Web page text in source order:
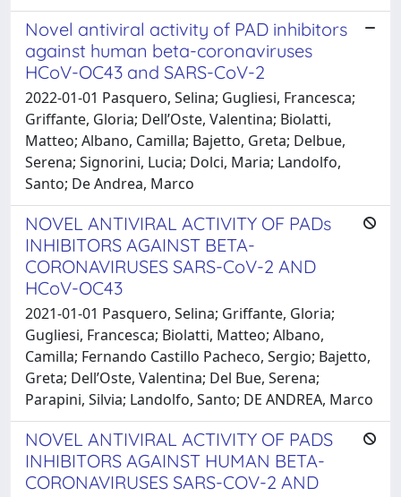
Novel antiviral activity of PAD inhibitors
against human beta-coronaviruses
HCoV-OC43 and SARS-CoV-2
2022-01-01 Pasquero, Selina; Gugliesi, Francesca;
Griffante, Gloria; Dell’Oste, Valentina; Biolatti,
Matteo; Albano, Camilla; Bajetto, Greta; Delbue,
Serena; Signorini, Lucia; Dolci, Maria; Landolfo,
Santo; De Andrea, Marco
NOVEL ANTIVIRAL ACTIVITY OF PADs
INHIBITORS AGAINST BETA-
CORONAVIRUSES SARS-CoV-2 AND
HCoV-OC43
2021-01-01 Pasquero, Selina; Griffante, Gloria;
Gugliesi, Francesca; Biolatti, Matteo; Albano,
Camilla; Fernando Castillo Pacheco, Sergio; Bajetto,
Greta; Dell’Oste, Valentina; Del Bue, Serena;
Parapini, Silvia; Landolfo, Santo; DE ANDREA, Marco
NOVEL ANTIVIRAL ACTIVITY OF PADS
INHIBITORS AGAINST HUMAN BETA-
CORONAVIRUSES SARS-COV-2 AND